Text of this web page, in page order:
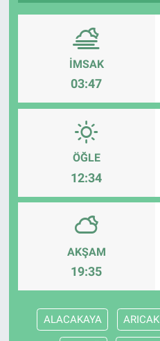
İMSAK
03:47
ÖĞLE
12:34
AKŞAM
19:35
ALACAKAYA ARICAK